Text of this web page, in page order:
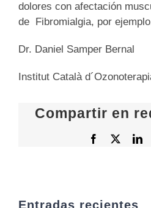
dolores con afectación
de Fibromialgia, por
Dr. Daniel Samper Bernal
Institut Català
Compartir en
Facebook
Entradas recientes